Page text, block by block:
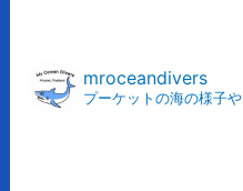
mroceandivers
プーケットの海の様子
カ
イ